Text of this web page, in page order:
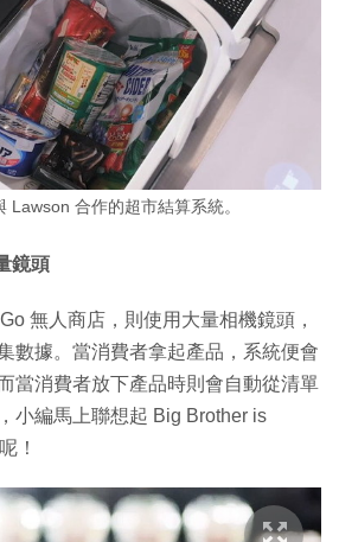
Lawson 合作的超市結算系統。
鏡頭
無人商店，則使用大量相機鏡頭，
數據。當消費者拿起產品，系統便會
當消費者放下產品時則會自動從清單
小編馬上聯想起 Big Brother is
！